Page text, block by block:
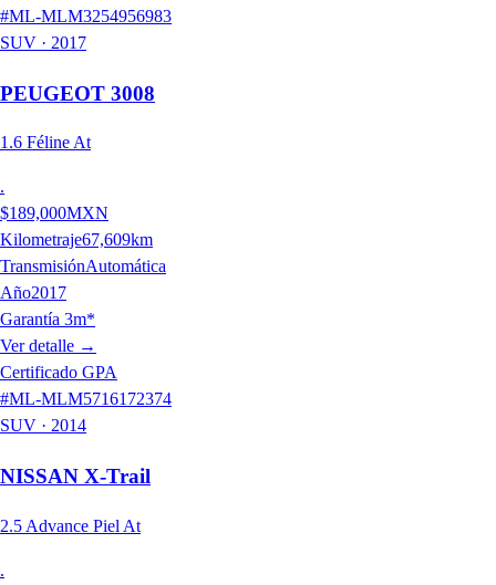
#ML-MLM3254956983
SUV · 2017
PEUGEOT 3008
1.6 Féline At
.
$189,000MXN
Kilometraje67,609km
TransmisiónAutomática
Año2017
Garantía 3m*
Ver detalle →
Certificado GPA
#ML-MLM5716172374
SUV · 2014
NISSAN X-Trail
2.5 Advance Piel At
.